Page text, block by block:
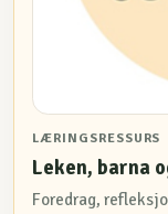
LÆRINGSRESSURS
Leken, barna
Foredrag,